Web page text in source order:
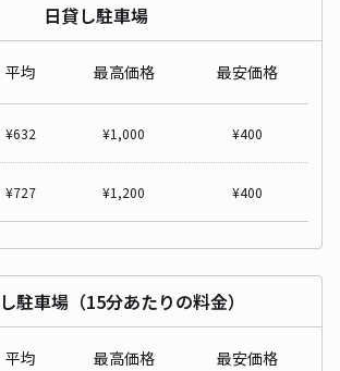
日貸し駐車場
平均 最高価格 最安価格
¥632 ¥1,000 ¥400
¥727 ¥1,200 ¥400
駐車場（15分あたりの料金）
平均 最高価格 最安価格